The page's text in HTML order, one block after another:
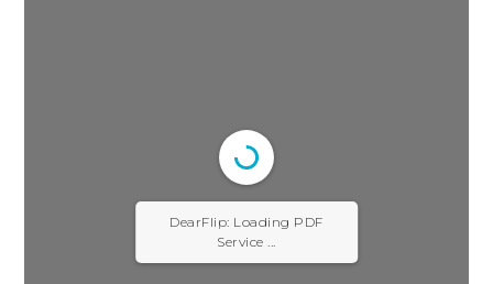
DearFlip: Loading PDF
Service ...